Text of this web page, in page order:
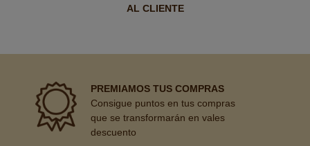
AL CLIENTE
PREMIAMOS TUS COMPRAS
Consigue puntos en tus compras
que se transformarán en vales
descuento